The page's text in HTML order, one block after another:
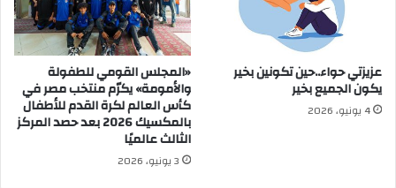
عزيزتي حواء..حين تكونين بخير
يكون الجميع بخير
4 يونيو، 2026
«المجلس القومي للطفولة
والأمومة» يكرّم منتخب مصر في
كأس العالم لكرة القدم للأطفال
بالمكسيك 2026 بعد حصد المركز
الثالث عالميًا
3 يونيو، 2026